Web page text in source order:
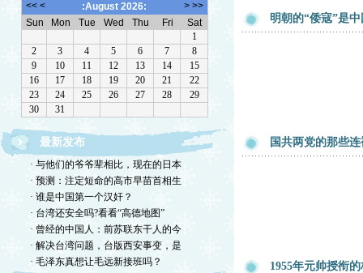
最新发布
· 与他们的爷爷辈相比，现在的日本
· 预测：注定短命的高市早苗首相生
· 谁是中国第一个汉奸？
· 台湾还安全吗?看看“高德地图”
· 曾经的中国人：前苏联东干人的今
· 解决台湾问题，台版西安事变，是
· 毛泽东真想让毛远新接班吗？
明朝的“倭寇”是
国共两党的那些
1955年元帅授衔